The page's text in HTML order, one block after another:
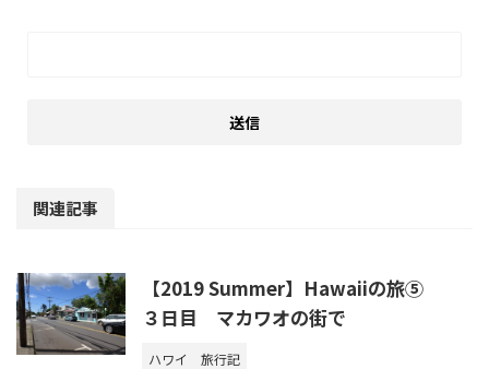
関連記事
【2019 Summer】Hawaiiの旅⑤
３日目 マカワオの街で
ハワイ 旅行記